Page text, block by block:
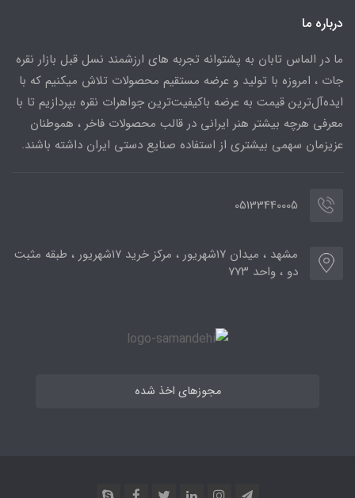
درباره ما
ما در الماس تابان به پشتوانه تجربه های ارزشمند نسل قبل بازار نقره
جات ، امروزه با تولید و عرضه مستقیم محصولات تلاش میکنیم که با
ایده‌آل‌ترین قیمت به عرضه باکیفیت‌ترین جواهرات نقره بپردازیم تا با
معرفی هرچه بیشتر هنر ایرانی در قالب محصولات فاخر ، هموطنان
عزیزمان سهمی بیشتری از استفاده صنایع دستی ایران داشته باشند.
05133440005
مشهد ، میدان ۱۷شهریور ، مرکز خرید ۱۷شهریور ، طبقه مثبت
دو ، واحد ۷۷۳
مجوزهای اخذ شده